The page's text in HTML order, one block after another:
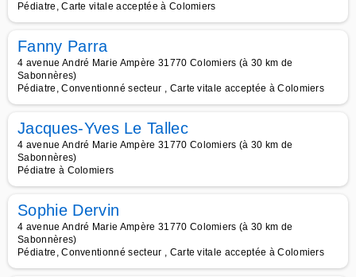
Pédiatre, Carte vitale acceptée à Colomiers
Fanny Parra
4 avenue André Marie Ampère 31770 Colomiers (à 30 km de
Sabonnères)
Pédiatre, Conventionné secteur , Carte vitale acceptée à Colomiers
Jacques-Yves Le Tallec
4 avenue André Marie Ampère 31770 Colomiers (à 30 km de
Sabonnères)
Pédiatre à Colomiers
Sophie Dervin
4 avenue André Marie Ampère 31770 Colomiers (à 30 km de
Sabonnères)
Pédiatre, Conventionné secteur , Carte vitale acceptée à Colomiers